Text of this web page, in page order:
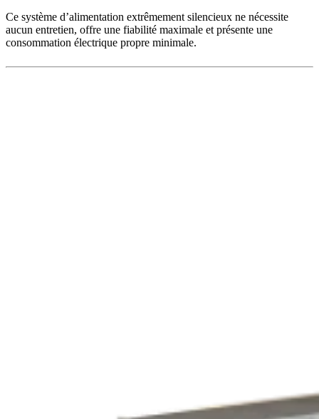
Ce système d’alimentation extrêmement silencieux ne nécessite
aucun entretien, offre une fiabilité maximale et présente une
consommation électrique propre minimale.